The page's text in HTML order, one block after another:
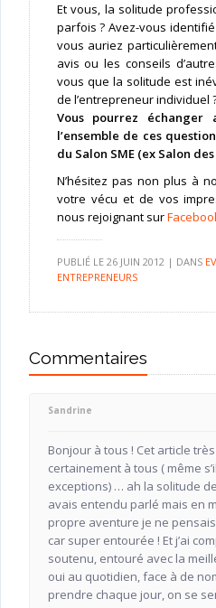
Et vous, la solitude
parfois ? Avez-vous
vous auriez
avis ou les conseils
vous que la solitude est
de l’entrepreneur individuel
Vous pourrez échanger
l’ensemble de ces
du Salon SME (ex Salon
N’hésitez pas non plus à
votre vécu et de vos
nous rejoignant sur
PUBLIÉ LE 26 JUIN 2012| DANS
ENTREPRENEURS
Commentaires
Sandrine
Bonjour à tous ! Cet article
certainement à tous ( même
exceptions) … ah la solitude de
avais entendu parlé mais en
propre aventure je ne
car super entourée ! Et j’ai
soutenu, entouré avec la
oui au quotidien, face à de
prendre chaque jour, on se